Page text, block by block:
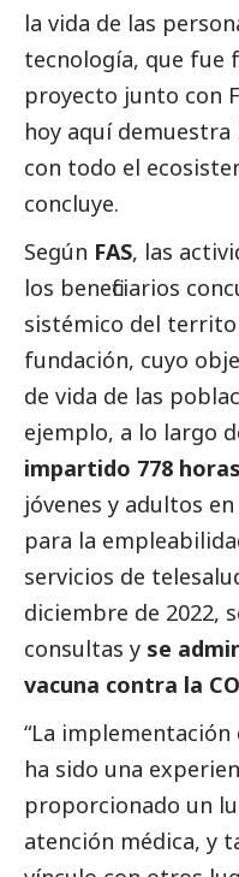
la vida de las
tecnología, que fue
proyecto junto con
hoy aquí
con todo el
concluye.
Según FAS, las
los beneficiarios
sistémico del
fundación, cuyo
de vida de las
ejemplo, a lo largo
impartido 778
jóvenes y adultos
para la
servicios de
diciembre de 2022,
consultas y se
vacuna contra la
“La implementación
ha sido una
proporcionado un
atención médica, y